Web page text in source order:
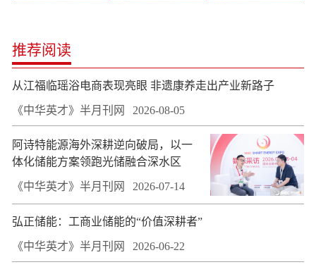
推荐阅读
从江福临瑶浴电商表现亮眼 非遗康养走出产业新路子
《中华英才》半月刊网 2026-08-05
阿诗特能源海外深耕逆向破局，以一
体化储能方案领跑光储融合深水区
《中华英才》半月刊网 2026-07-14
弘正储能：工商业储能的“价值深耕者”
《中华英才》半月刊网 2026-06-22